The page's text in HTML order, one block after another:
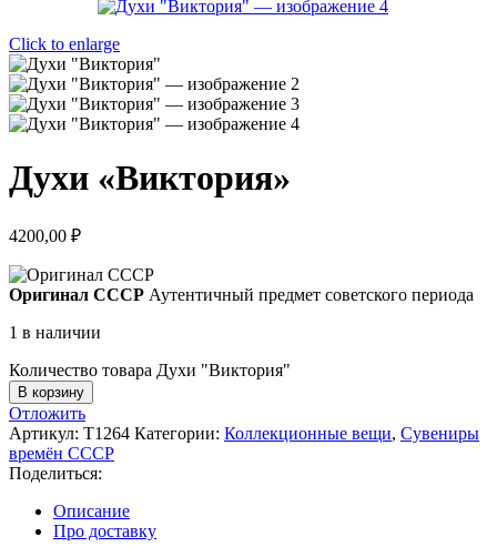
Click to enlarge
Духи «Виктория»
4200,00 ₽
Оригинал СССР Аутентичный предмет советского периода
1 в наличии
Количество товара Духи "Виктория"
В корзину
Отложить
Артикул: Т1264 Категории: Коллекционные вещи, Сувениры
времён СССР
Поделиться:
Описание
Про доставку